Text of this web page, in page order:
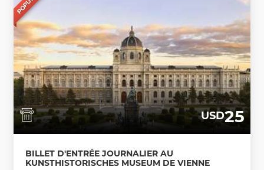
USD25
BILLET D'ENTRÉE JOURNALIER AU
KUNSTHISTORISCHES MUSEUM DE VIENNE